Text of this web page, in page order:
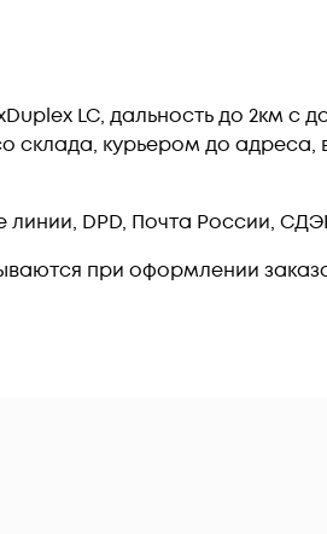
LC, дальность до 2км
курьером до адреса,
DPD, Почта России,
при оформлении